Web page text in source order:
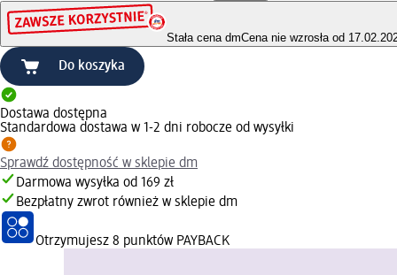
Stała cena dmCena nie wzrosła od
Do koszyka
Dostawa dostępna
Standardowa dostawa w 1-2 dni robocze od wysyłki
Sprawdź dostępność w sklepie dm
Darmowa wysyłka od 169 zł
Bezpłatny zwrot również w sklepie dm
Otrzymujesz 8 punktów PAYBACK